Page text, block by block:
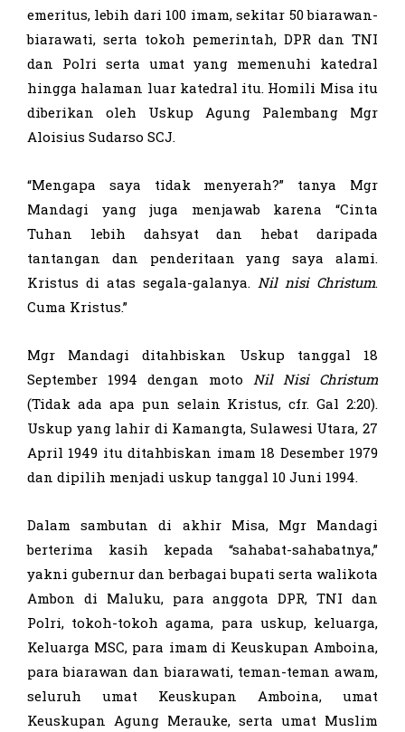
emeritus, lebih dari 100 imam, sekitar 50 biarawan-
biarawati, serta tokoh pemerintah, DPR dan TNI
dan Polri serta umat yang memenuhi katedral
hingga halaman luar katedral itu. Homili Misa itu
diberikan oleh Uskup Agung Palembang Mgr
Aloisius Sudarso SCJ.
“Mengapa saya tidak menyerah?” tanya Mgr
Mandagi yang juga menjawab karena “Cinta
Tuhan lebih dahsyat dan hebat daripada
tantangan dan penderitaan yang saya alami.
Kristus di atas segala-galanya. Nil nisi Christum.
Cuma Kristus.”
Mgr Mandagi ditahbiskan Uskup tanggal 18
September 1994 dengan moto Nil Nisi Christum
(Tidak ada apa pun selain Kristus, cfr. Gal 2:20).
Uskup yang lahir di Kamangta, Sulawesi Utara, 27
April 1949 itu ditahbiskan imam 18 Desember 1979
dan dipilih menjadi uskup tanggal 10 Juni 1994.
Dalam sambutan di akhir Misa, Mgr Mandagi
berterima kasih kepada “sahabat-sahabatnya,”
yakni gubernur dan berbagai bupati serta walikota
Ambon di Maluku, para anggota DPR, TNI dan
Polri, tokoh-tokoh agama, para uskup, keluarga,
Keluarga MSC, para imam di Keuskupan Amboina,
para biarawan dan biarawati, teman-teman awam,
seluruh umat Keuskupan Amboina, umat
Keuskupan Agung Merauke, serta umat Muslim